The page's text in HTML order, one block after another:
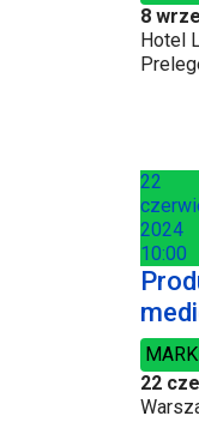
8
Hotel
22
2024
10:00
22